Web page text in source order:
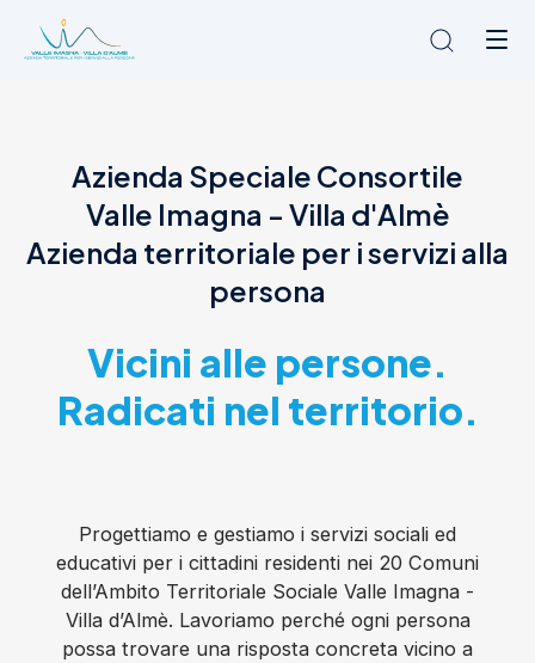
L'Ambito
Cosa facciamo
News
Amministrazione trasparente
Azienda Speciale Consortile
Valle Imagna - Villa d'Almè
Azienda territoriale per i servizi alla
persona
Vicini alle persone.
Radicati nel territorio.
Progettiamo e gestiamo i servizi sociali ed
educativi per i cittadini residenti nei 20 Comuni
dell’Ambito Territoriale Sociale Valle Imagna -
Villa d’Almè. Lavoriamo perché ogni persona
possa trovare una risposta concreta vicino a